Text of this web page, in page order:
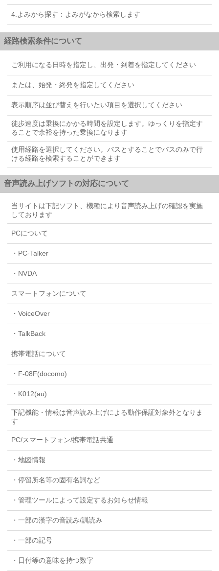
4.よみから探す：よみがなから検索します
経路検索条件について
ご利用になる日時を指定し、出発・到着を指定してください
または、始発・終発を指定してください
表示順序は並び替えを行いたい項目を選択してください
徒歩速度は乗換にかかる時間を設定します。ゆっくりを指定す
ることで余裕を持った乗換になります
使用経路を選択してください。バスとすることでバスのみで行
ける経路を検索することができます
音声読み上げソフトの対応について
当サイトは下記ソフト、機種により音声読み上げの確認を実施
しております
PCについて
・PC-Talker
・NVDA
スマートフォンについて
・VoiceOver
・TalkBack
携帯電話について
・F-08F(docomo)
・K012(au)
下記機能・情報は音声読み上げによる動作保証対象外となりま
す
PC/スマートフォン/携帯電話共通
・地図情報
・停留所名等の固有名詞など
・管理ツールによって設定するお知らせ情報
・一部の漢字の音読み/訓読み
・一部の記号
・日付等の意味を持つ数字